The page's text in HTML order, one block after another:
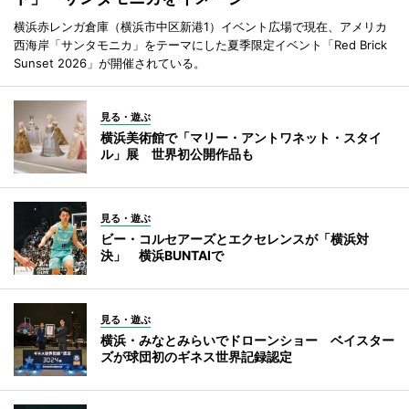
横浜赤レンガ倉庫（横浜市中区新港1）イベント広場で現在、アメリカ
西海岸「サンタモニカ」をテーマにした夏季限定イベント「Red Brick
Sunset 2026」が開催されている。
見る・遊ぶ
横浜美術館で「マリー・アントワネット・スタイ
ル」展 世界初公開作品も
見る・遊ぶ
ビー・コルセアーズとエクセレンスが「横浜対
決」 横浜BUNTAIで
見る・遊ぶ
横浜・みなとみらいでドローンショー ベイスター
ズが球団初のギネス世界記録認定